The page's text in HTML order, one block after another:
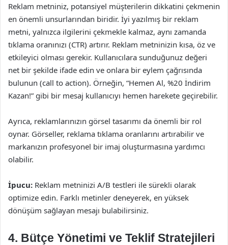
Reklam metniniz, potansiyel müşterilerin dikkatini çekmenin
en önemli unsurlarından biridir. İyi yazılmış bir reklam
metni, yalnızca ilgilerini çekmekle kalmaz, aynı zamanda
tıklama oranınızı (CTR) artırır. Reklam metninizin kısa, öz ve
etkileyici olması gerekir. Kullanıcılara sunduğunuz değeri
net bir şekilde ifade edin ve onlara bir eylem çağrısında
bulunun (call to action). Örneğin, “Hemen Al, %20 İndirim
Kazan!” gibi bir mesaj kullanıcıyı hemen harekete geçirebilir.
Ayrıca, reklamlarınızın görsel tasarımı da önemli bir rol
oynar. Görseller, reklama tıklama oranlarını artırabilir ve
markanızın profesyonel bir imaj oluşturmasına yardımcı
olabilir.
İpucu: Reklam metninizi A/B testleri ile sürekli olarak
optimize edin. Farklı metinler deneyerek, en yüksek
dönüşüm sağlayan mesajı bulabilirsiniz.
4. Bütçe Yönetimi ve Teklif Stratejileri